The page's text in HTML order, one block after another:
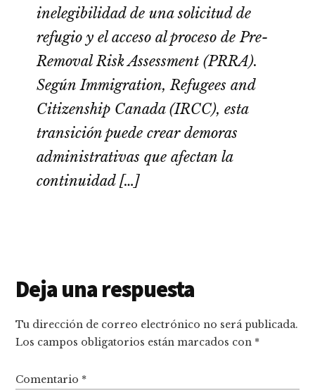
inelegibilidad de una solicitud de
refugio y el acceso al proceso de Pre-
Removal Risk Assessment (PRRA).
Según Immigration, Refugees and
Citizenship Canada (IRCC), esta
transición puede crear demoras
administrativas que afectan la
continuidad […]
Interacciones
con
los
Deja una respuesta
Tu dirección de correo electrónico no será publicada.
Los campos obligatorios están marcados con *
Comentario *